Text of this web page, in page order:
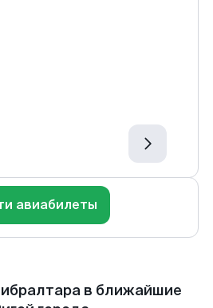
авиабилеты
в ближайшие